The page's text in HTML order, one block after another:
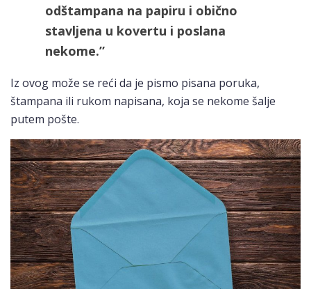
odštampana na papiru i obično
stavljena u kovertu i poslana
nekome.”
Iz ovog može se reći da je pismo pisana poruka,
štampana ili rukom napisana, koja se nekome šalje
putem pošte.